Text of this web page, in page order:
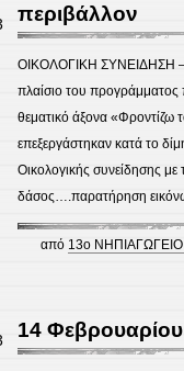
περιβάλλον
ΟΙΚΟΛΟΓΙΚΗ ΣΥΝΕΙΔΗΣΗ –
πλαίσιο του προγράμματος
θεματικό άξονα «Φροντίζω
επεξεργάστηκαν κατά το
Οικολογικής συνείδησης
δάσος….παρατήρηση
από 13ο
14